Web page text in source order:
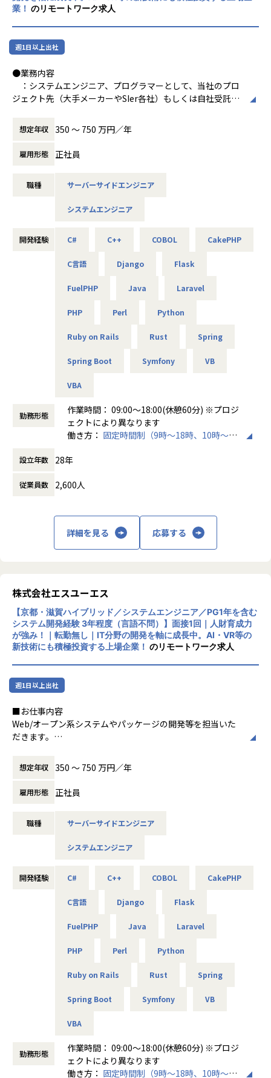
業！ のリモートワーク求人
週1日以上出社
●業務内容
：システムエンジニア、プログラマーとして、当社のプロ
ジェクト先（大手メーカーやSIer各社）もしくは自社受託プ
案件は多数ございますので、ご希望とスキルに応じてポ
ジションを決定いたします
【プロジェクト一例】
・ゲーム開発／Unity、Java、C#
・スマホアプリ開発／TypeScript、HTML、CSS、SQ
・シュミレーションシステム開発／Unity、 C#,、VB.
・大手自動車向け車載器･ソフト開発／C、C++、Linu
社を上げて応援しています！
約1,600名のエンジニアが在籍、岡山オフィス所属エンジニ
ア社員は約80名（2026年8月時点）
受託開発チームも約10名で構成しており、20代の若手～50代
のベテランまで幅広い年齢層の方が様々な分野や業種で活躍
業務やキャリアパスの相談もエンジニア社員が気兼ねなく相
談できるリレーション体制をしっかり構築しており、エンジ
ニアサポート部署の担当者も常駐しておりますので、技術的
な部分を含め何かあればすぐに相談できる環境です
間を探しております！
◎自社開発・受託開発拡大中！異動、キャリアチェンジ実績
有！
◎有給取得率80％以上・残業平均月11h・副業OK
▼エンジニアの皆様のフォローが充実しています
アアップに向けた計画立案を行うことができます。
▼評価制度について
・成果だけでなく「行動目標」との組み合わせで、仕事に取
り組む姿勢もフェアに評価しています。
・当社では、定時退社を推奨しており、残業は月10Hほど！
・幅広いプロジェクトをご用意！さまざまな技術に触れなが
・研修制度や経験豊富な先輩エンジニアが多数在籍。技術面
・エンジニア専任のサポート担当が常駐。技術の悩みからキ
の実現実績有！
→ 業務システムの開発、設計の案件へアサイン
→大手メーカーでSalesforce導入支援をする案件へアサイ
・Cさんの場合：サーバーの運用監視業務の経験あり
会社の定める業務
想定年収 350 〜 750 万円／年
雇用形態 正社員
職種 サーバーサイドエンジニア
システムエンジニア
開発経験 C# C++ COBOL CakePHP
C言語 Django Flask
FuelPHP Java Laravel
PHP Perl Python
Ruby on Rails Rust Spring
Spring Boot Symfony VB
VBA
勤務形態
作業時間： 09:00～18:00(休憩60分) ※プロジ
ェクトにより異なります
働き方： 固定時間制（9時～18時、10時～19
時間外労働の有無： 有（月平均10時間）
設立年数 28年
従業員数 2,600人
詳細を見る 応募する
株式会社エスユーエス
【京都・滋賀ハイブリッド／システムエンジニア／PG1年を含む
システム開発経験 3年程度（言語不問）】面接1回｜人財育成力
が強み！｜転勤無し｜IT分野の開発を軸に成長中。AI・VR等の
新技術にも積極投資する上場企業！ のリモートワーク求人
週1日以上出社
■お仕事内容
Web/オープン系システムやパッケージの開発等を担当いた
だきます。
基本設計・詳細設計、
プログラミング等、一貫した業務をお任せします。
＜具体的な業務イメージ＞
・設計～開発を担当
※営業担当はエンジニア単価を上げることを目標と置いてい
意欲があれば積極的に上位工程にチャレンジすることを、会
・ヘルスケア領域・FA領域でのAI研究開発／Python、C++
開発／Unity、Java、C#
・機械学習・RPA開発（業務自動化）／Python
・建設現場の効率化に向けたAI研究開発／画像認識やデータ
※「現場の雰囲気に馴染めないため変更したい」「新しい分
想定年収 350 〜 750 万円／年
雇用形態 正社員
職種 サーバーサイドエンジニア
システムエンジニア
開発経験 C# C++ COBOL CakePHP
C言語 Django Flask
FuelPHP Java Laravel
PHP Perl Python
Ruby on Rails Rust Spring
Spring Boot Symfony VB
VBA
勤務形態
作業時間： 09:00～18:00(休憩60分) ※プロジ
ェクトにより異なります
働き方： 固定時間制（9時～18時、10時～19